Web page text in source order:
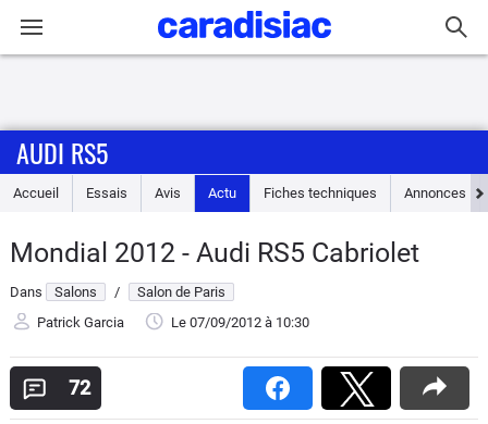
Accueil
Essais
Guide
Electriques
AUDI RS5
Accueil Essais Avis Actu Fiches techniques Annonces
Mondial 2012 - Audi RS5 Cabriolet
Dans Salons /
Salon de Paris
Patrick Garcia
Le 07/09/2012 à 10:30
72